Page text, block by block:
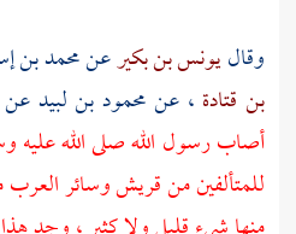
وقاليونس بن بكيرعنمحمد بن
بن قتادة ، عنمحمود بن لبيد
أصاب رسول الله صلى الله عليه
للمتألفين منقريشوسائر العرب